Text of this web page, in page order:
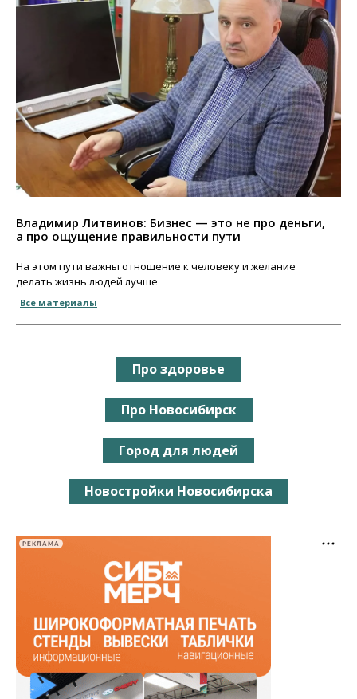
Владимир Литвинов: Бизнес — это не про деньги,
а про ощущение правильности пути
На этом пути важны отношение к человеку и желание
делать жизнь людей лучше
Все материалы
Про здоровье
Про Новосибирск
Город для людей
Новостройки Новосибирска
РЕКЛАМА